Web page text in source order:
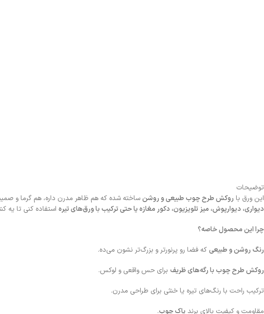
توضیحات
این ورق با روکش طرح چوب طبیعی و روشنساخته شده که هم ظاهر مدرن داره، هم گرما و
دیواری، دیوارپوش، میز تلویزیون، دکور مغازه یا حتی ترکیب با ورق‌های تیره استفاده کنی تا یه
چرا این محصول خاصه؟
رنگ روشن و طبیعیکه فضا رو پرنورتر و بزرگ‌تر نشون می‌ده.
روکش طرح چوب با رگه‌های ظریف برای حس واقعی و لوکس.
ترکیب راحت با رنگ‌های تیره یا خنثی برای طراحی مدرن.
مقاومت و کیفیت بالای برند پاک چوب.